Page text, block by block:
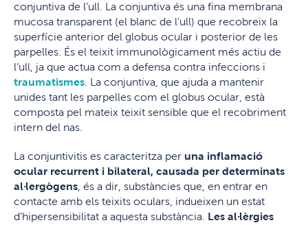
conjuntiva de l’ull. La conjuntiva és una fina membrana
mucosa transparent (el blanc de l’ull) que recobreix la
superfície anterior del globus ocular i posterior de les
parpelles. És el teixit immunològicament més actiu de
l’ull, ja que actua com a defensa contra infeccions i
traumatismes . La conjuntiva, que ajuda a mantenir
unides tant les parpelles com el globus ocular, està
composta pel mateix teixit sensible que el recobriment
intern del nas.
La conjuntivitis es caracteritza per una inflamació
ocular recurrent i bilateral, causada per determinats
al·lergògens , és a dir, substàncies que, en entrar en
contacte amb els teixits oculars, indueixen un estat
d’hipersensibilitat a aquesta substància. Les al·lèrgies